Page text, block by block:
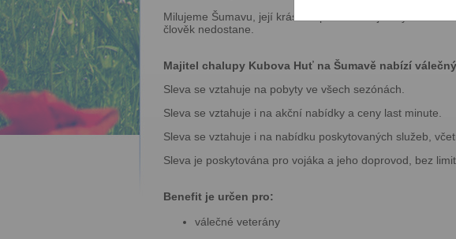
Milujeme Šumavu, její krásnou přírodu s tajemnými
člověk nedostane.
Majitel chalupy Kubova Huť na Šumavě nabízí
Sleva se vztahuje na pobyty ve všech sezónách.
Sleva se vztahuje i na akční nabídky a ceny last minute.
Sleva se vztahuje i na nabídku poskytovaných služeb,
Sleva je poskytována pro vojáka a jeho doprovod, bez
Benefit je určen pro:
válečné veterány